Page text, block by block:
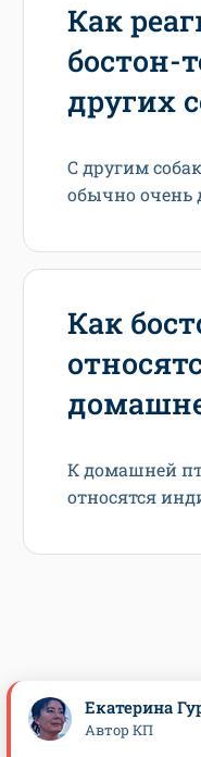
Как
бостон-
других
С другим
обычно
Как
К домашней
относятся
Екатерина
Автор КП